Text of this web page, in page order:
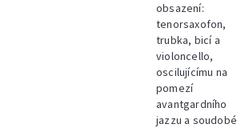
obsazení:
tenorsaxofon,
trubka, bicí a
violoncello,
oscilujícímu na
pomezí
avantgardního
jazzu a soudobé